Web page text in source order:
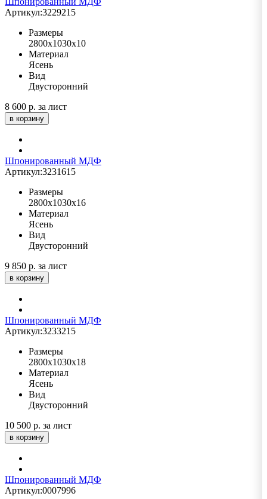
Артикул:3229215
Размеры
2800х1030х10
Материал
Ясень
Вид
Двусторонний
8 600 р. за лист
в корзину
Шпонированный МДФ
Артикул:3231615
Размеры
2800х1030х16
Материал
Ясень
Вид
Двусторонний
9 850 р. за лист
в корзину
Шпонированный МДФ
Артикул:3233215
Размеры
2800х1030х18
Материал
Ясень
Вид
Двусторонний
10 500 р. за лист
в корзину
Шпонированный МДФ
Артикул:0007996